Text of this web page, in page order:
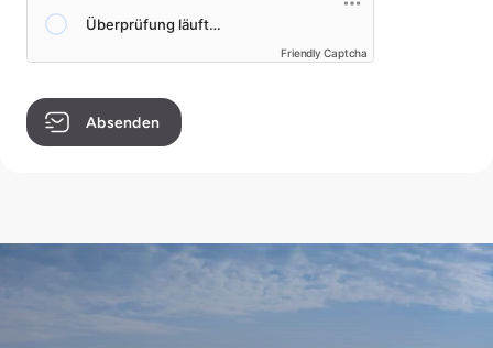
Friendly Captcha